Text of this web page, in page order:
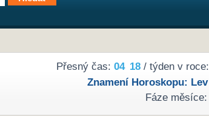
Přesný čas: 04 18/ týden v roce:
Znamení Horoskopu: Lev
Fáze měsíce: